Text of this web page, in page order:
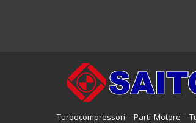
Turbocompressori - Parti Motore -